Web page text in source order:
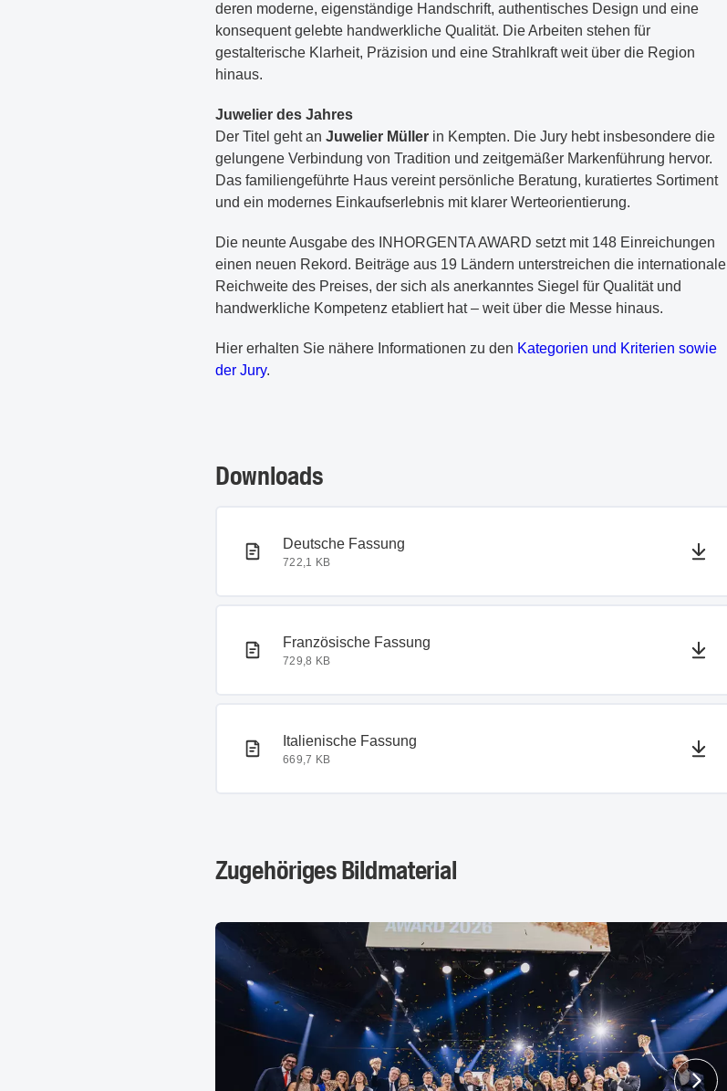
deren moderne, eigenständige Handschrift, authentisches Design und eine
konsequent gelebte handwerkliche Qualität. Die Arbeiten stehen für
gestalterische Klarheit, Präzision und eine Strahlkraft weit über die Region
hinaus.
Juwelier des Jahres
Der Titel geht an Juwelier Müller in Kempten. Die Jury hebt insbesondere die
gelungene Verbindung von Tradition und zeitgemäßer Markenführung hervor.
Das familiengeführte Haus vereint persönliche Beratung, kuratiertes Sortiment
und ein modernes Einkaufserlebnis mit klarer Werteorientierung.
Die neunte Ausgabe des INHORGENTA AWARD setzt mit 148 Einreichungen
einen neuen Rekord. Beiträge aus 19 Ländern unterstreichen die internationale
Reichweite des Preises, der sich als anerkanntes Siegel für Qualität und
handwerkliche Kompetenz etabliert hat – weit über die Messe hinaus.
Hier erhalten Sie nähere Informationen zu den Kategorien und Kriterien sowie
der Jury.
Downloads
PDF-Dokument
Deutsche Fassung
722,1 KB
PDF-Dokument
Französische Fassung
729,8 KB
PDF-Dokument
Italienische Fassung
669,7 KB
Zugehöriges Bildmaterial